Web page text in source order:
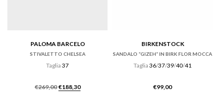
PALOMA BARCELO
STIVALETTO CHELSEA
Taglia 37
€269,00 Il
€188,30Il
BIRKENSTOCK
SANDALO “GIZEH” IN BIRK FLOR MOCCA
Taglia 36/37/39/40/41
€99,00